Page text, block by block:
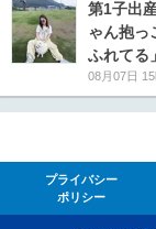
第1子出
ゃん抱っ
ふれて
08月07日
プライバシー
ポリシー